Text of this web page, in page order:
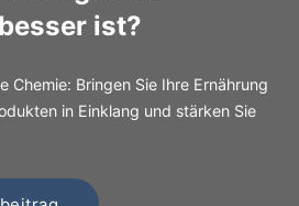
ist?
Chemie: Bringen Sie Ihre Ernährung
in Einklang und stärken Sie